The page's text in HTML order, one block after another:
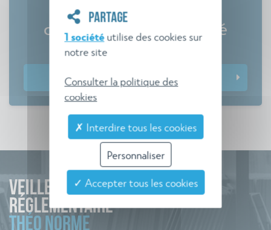
Tout savoir sur les
commissions de sécurité
Comment gagner en efficacité ?
Télécharger le guide
VEILLE
RÉGLEMENTAIRE
THÉO NORME
PARTAGE
1 sociétéutilise des cookies sur
notre site
Consulter la politique des
cookies
✗ Interdire tous les cookies
Personnaliser
✓ Accepter tous les cookies